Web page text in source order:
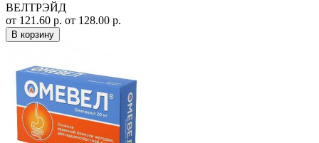
ВЕЛТРЭЙД
от 121.60 р. от 128.00 р.
В корзину